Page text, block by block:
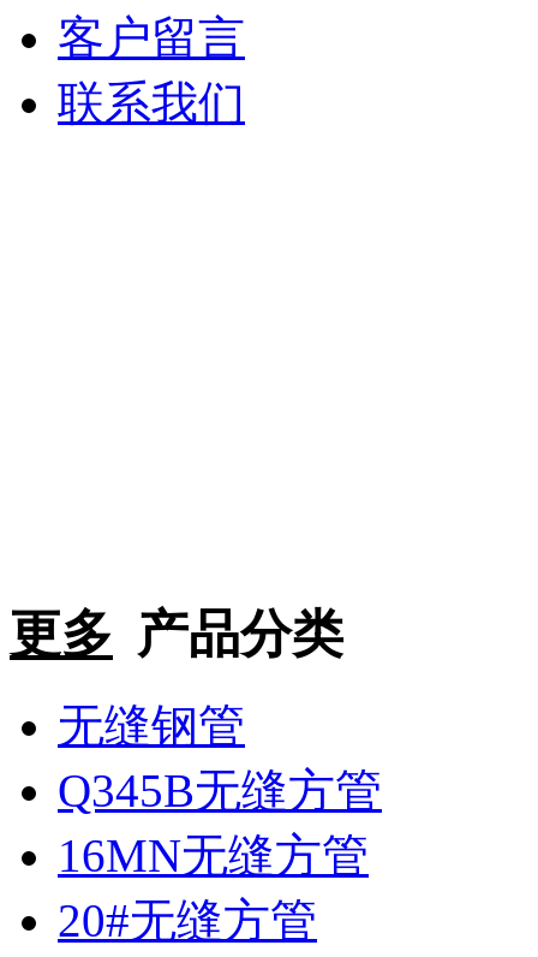
客户留言
联系我们
更多 产品分类
无缝钢管
Q345B无缝方管
16MN无缝方管
20#无缝方管